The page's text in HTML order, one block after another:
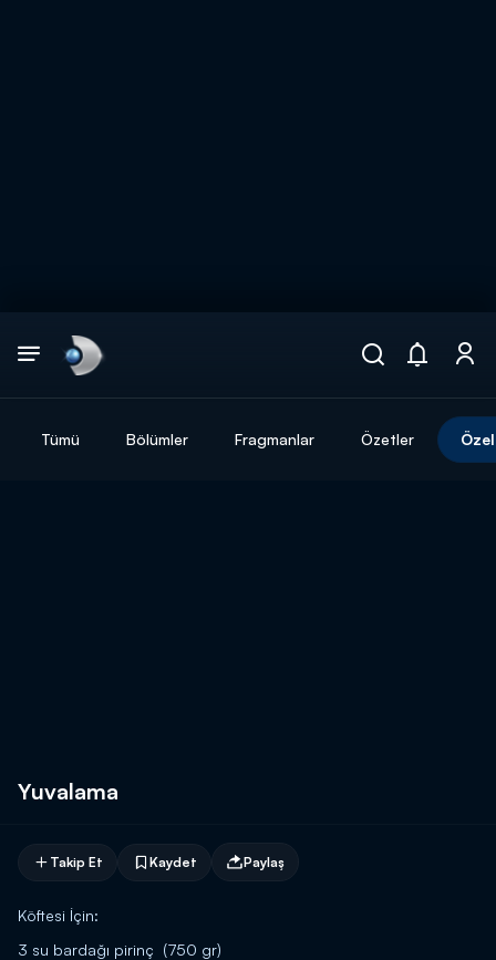
Tümü Bölümler Fragmanlar Özetler
Yuvalama
Takip Et Kaydet Paylaş
Köftesi İçin:
3 su bardağı pirinç (750 gr)